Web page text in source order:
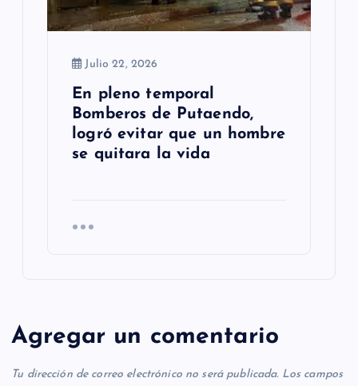
Julio 22, 2026
En pleno temporal
Bomberos de Putaendo,
logró evitar que un hombre
se quitara la vida
Agregar un comentario
Tu dirección de correo electrónico no será publicada. Los campos